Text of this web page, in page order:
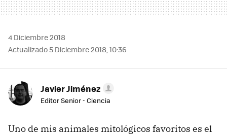
4 Diciembre 2018
Actualizado 5 Diciembre 2018, 10:36
Javier Jiménez
Editor Senior - Ciencia
Uno de mis animales mitológicos favoritos es el